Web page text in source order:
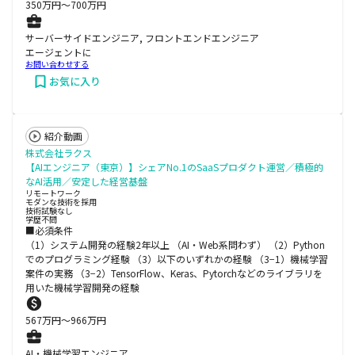
350万円〜700万円
サーバーサイドエンジニア, フロントエンドエンジニア
エージェントに
お問い合わせする
お気に入り
紹介動画
株式会社ラクス
【AIエンジニア（東京）】シェアNo.1のSaaSプロダクト運営／積極的
なAI活用／安定した経営基盤
リモートワーク
モダンな技術を採用
技術試験なし
学歴不問
■必須条件
（1）システム開発の経験2年以上 （AI・Web系問わず） （2）Python
でのプログラミング経験 （3）以下のいずれかの経験 （3−1）機械学習
案件の実務 （3−2）TensorFlow、Keras、Pytorchなどのライブラリを
用いた機械学習開発の経験
567万円〜966万円